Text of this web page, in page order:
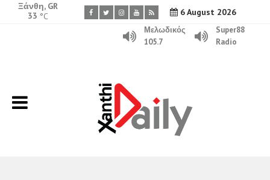
6 August 2026
Ξάνθη, GR
33 °C
Μελωδικός
105.7
Super88
Radio